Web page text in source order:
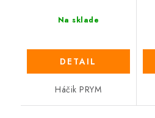
Na sklade
DETAIL
Háčik PRYM